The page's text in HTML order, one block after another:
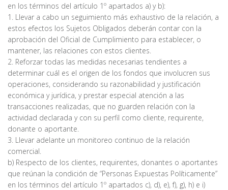
en los términos del artículo 1º apartados a) y b):
1. Llevar a cabo un seguimiento más exhaustivo de la relación, a
estos efectos los Sujetos Obligados deberán contar con la
aprobación del Oficial de Cumplimiento para establecer, o
mantener, las relaciones con estos clientes.
2. Reforzar todas las medidas necesarias tendientes a
determinar cuál es el origen de los fondos que involucren sus
operaciones, considerando su razonabilidad y justificación
económica y jurídica, y prestar especial atención a las
transacciones realizadas, que no guarden relación con la
actividad declarada y con su perfil como cliente, requirente,
donante o aportante.
3. Llevar adelante un monitoreo continuo de la relación
comercial.
b) Respecto de los clientes, requirentes, donantes o aportantes
que reúnan la condición de “Personas Expuestas Políticamente”
en los términos del artículo 1º apartados c), d), e), f), g), h) e i)